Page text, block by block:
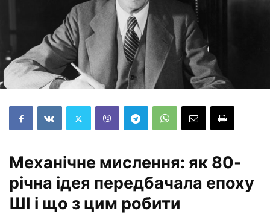
Механічне мислення: як 80-
річна ідея передбачала епоху
ШІ і що з цим робити